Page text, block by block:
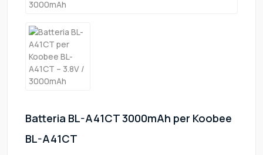
Batteria BL-A41CT 3000mAh per Koobee
BL-A41CT